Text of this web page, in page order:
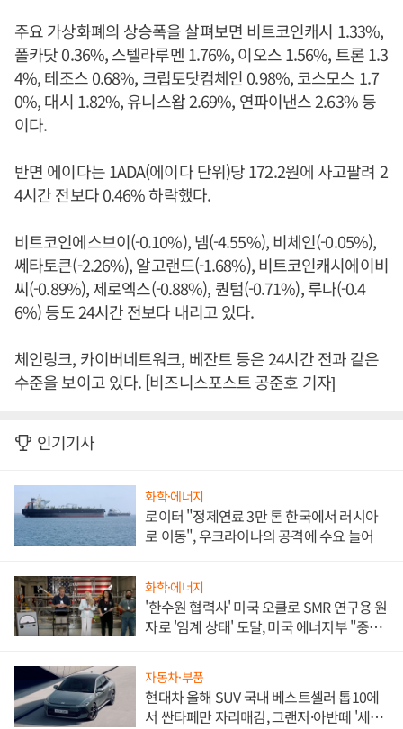
주요 가상화폐의 상승폭을 살펴보면 비트코인캐시 1.33%,
폴카닷 0.36%, 스텔라루멘 1.76%, 이오스 1.56%, 트론 1.3
4%, 테조스 0.68%, 크립토닷컴체인 0.98%, 코스모스 1.7
0%, 대시 1.82%, 유니스왑 2.69%, 연파이낸스 2.63% 등
이다.
반면 에이다는 1ADA(에이다 단위)당 172.2원에 사고팔려 2
4시간 전보다 0.46% 하락했다.
비트코인에스브이(-0.10%), 넴(-4.55%), 비체인(-0.05%),
쎄타토큰(-2.26%), 알고랜드(-1.68%), 비트코인캐시에이비
씨(-0.89%), 제로엑스(-0.88%), 퀀텀(-0.71%), 루나(-0.4
6%) 등도 24시간 전보다 내리고 있다.
체인링크, 카이버네트워크, 베잔트 등은 24시간 전과 같은
수준을 보이고 있다. [비즈니스포스트 공준호 기자]
인기기사
화학·에너지
로이터 "정제연료 3만 톤 한국에서 러시아
로 이동", 우크라이나의 공격에 수요 늘어
화학·에너지
'한수원 협력사' 미국 오클로 SMR 연구용 원
자로 '임계 상태' 도달, 미국 에너지부 "중요
자동차·부품
현대차 올해 SUV 국내 베스트셀러 톱10에
서 싼타페만 자리매김, 그랜저·아반떼 '세단